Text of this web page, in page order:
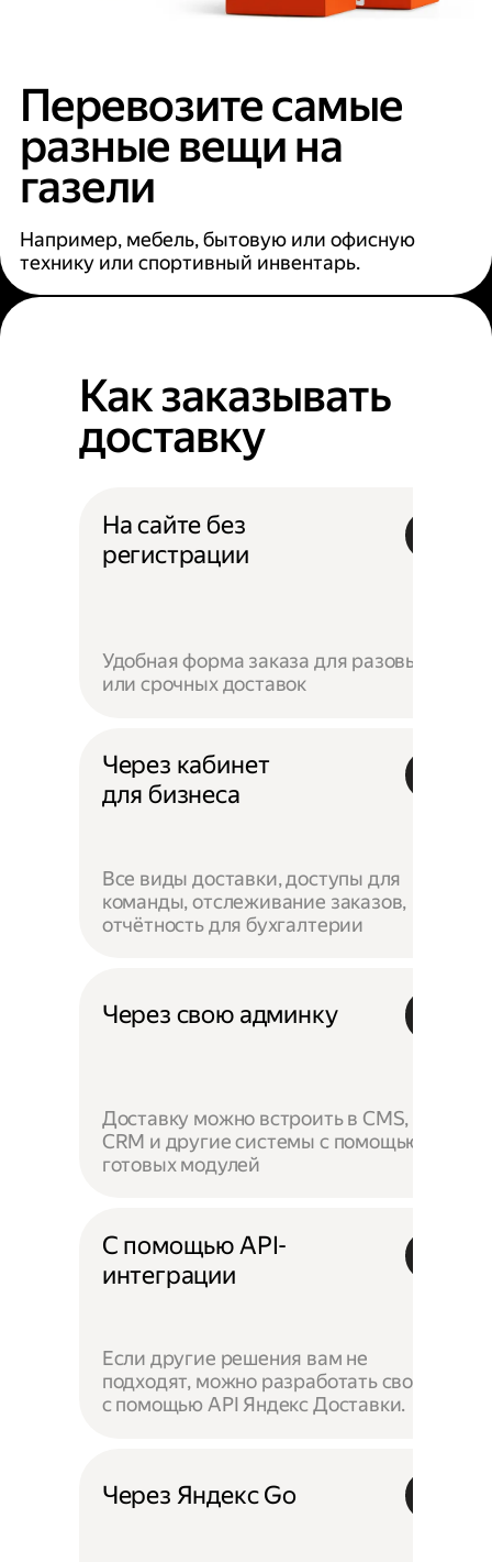
Перевозите самые
разные вещи на
газели
Например, мебель, бытовую или офисную
технику или спортивный инвентарь.
Как заказывать
доставку
На сайте без
регистрации
Удобная форма заказа для разовых
или срочных доставок
Через кабинет
для бизнеса
Все виды доставки, доступы для
команды, отслеживание заказов,
отчётность для бухгалтерии
Через свою админку
Доставку можно встроить в CMS,
CRM и другие системы с помощью
готовых модулей
С помощью API-
интеграции
Если другие решения вам не
подходят, можно разработать своё —
с помощью API Яндекс Доставки.
Через Яндекс Go